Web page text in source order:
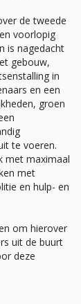
de tweede
voorlopig
is nagedacht
gebouw,
in
en een
groen
te voeren.
met maximaal
met
en hulp- en
om hierover
uit de buurt
deze